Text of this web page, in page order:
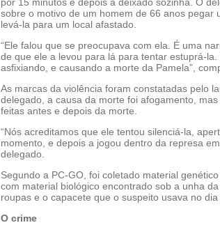
sobre o motivo de um homem de 66 anos pegar
levá-la para um local afastado.
“Ele falou que se preocupava com ela. É uma
de que ele a levou para lá para tentar estuprá-
asfixiando, e causando a morte da Pamela”,
As marcas da violência foram constatadas pelo
delegado, a causa da morte foi afogamento,
feitas antes e depois da morte.
“Nós acreditamos que ele tentou silenciá-la,
momento, e depois a jogou dentro da represa
delegado.
Segundo a PC-GO, foi coletado material
com material biológico encontrado sob a unha
roupas e o capacete que o suspeito usava no
O crime